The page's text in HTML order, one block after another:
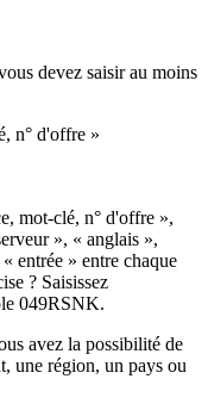
devez saisir au moins
n° d'offre »
mot-clé, n° d'offre »,
», « anglais »,
entrée » entre chaque
? Saisissez
049RSNK.
avez la possibilité de
une région, un pays ou